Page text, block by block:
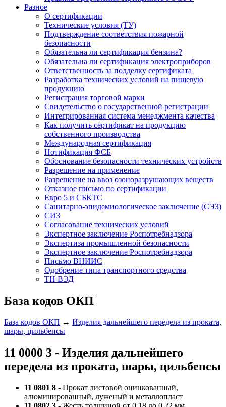
Разное
О сертификации
Технические условия (ТУ)
Подтверждение соответствия пожарной
безопасности
Обязательна ли сертификация бензина?
Обязательна ли сертификация электроприборов
Ответственность за подделку сертификата
Разработка технических условий на пищевую
продукцию
Регистрация торговой марки
Свидетельство о государственной регистрации
Интегрированная система менеджмента качества
Как получить сертификат на продукцию
собственного производства
Международная сертификация
Нотификация ФСБ
Обоснование безопасности технических устройств
Разрешение на применение
Разрешение на ввоз озоноразрушающих веществ
Отказное письмо по сертификации
Евро 5 и СБКТС
Санитарно-эпидемиологическое заключение (СЭЗ)
СИЗ
Согласование технических условий
Экспертное заключение Роспотребнадзора
Экспертиза промышленной безопасности
Экспертное заключение Роспотребнадзора
Письмо ВНИИС
Одобрение типа транспортного средства
ТН ВЭД
База кодов ОКП
База кодов ОКП → Изделия дальнейшего передела из проката,
шары, цильбепсы
11 0000 3 - Изделия дальнейшего
передела из проката, шары, цильбепсы
11 0801 8 - Прокат листовой оцинкованный,
алюминированный, луженый и металлопласт